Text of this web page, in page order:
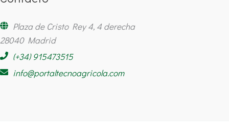
Plaza de Cristo Rey 4, 4 derecha
28040 Madrid
(+34) 915473515
info@portaltecnoagricola.com